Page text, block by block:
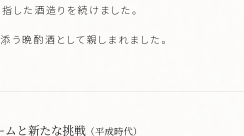
した酒造りを続けました。
晩酌酒として親しまれました。
ムと新たな挑戦（平成時代）